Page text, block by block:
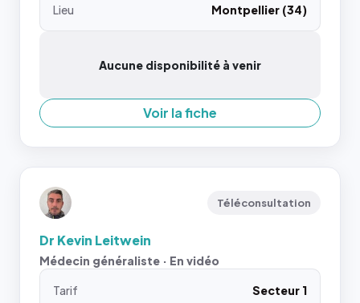
Lieu Montpellier (34)
Aucune disponibilité à venir
Voir la fiche
Téléconsultation
Dr Kevin Leitwein
Médecin généraliste · En vidéo
Tarif
Secteur 1